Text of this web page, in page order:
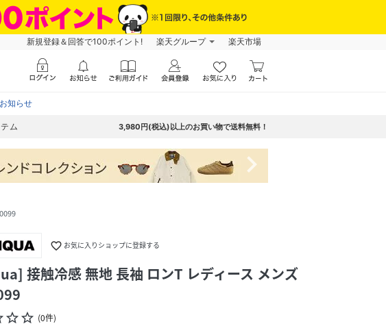
新規登録＆回答で100ポイント! 楽天グループ 楽天市場
知らせ
ム 3,980円(税込)以上のお買い物で送料無料！
navigate_next
favorite_border お気に入りショップに登録する
接触冷感 無地 長袖 ロンT レディース メンズ
star_borderstar_border (0件)